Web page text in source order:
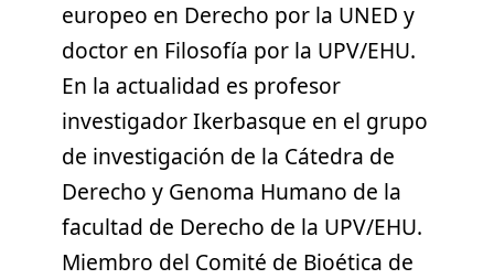
europeo en Derecho por la UNED y
doctor en Filosofía por la UPV/EHU.
En la actualidad es profesor
investigador Ikerbasque en el grupo
de investigación de la Cátedra de
Derecho y Genoma Humano de la
facultad de Derecho de la UPV/EHU.
Miembro del Comité de Bioética de